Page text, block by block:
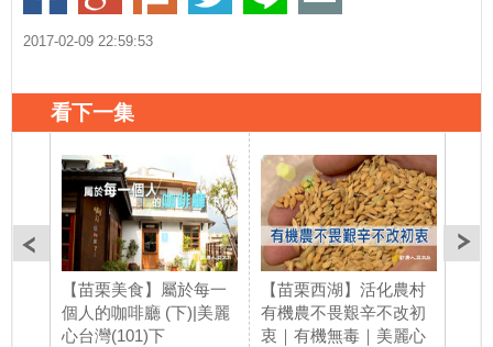
2017-02-09 22:59:53
看下一集
【苗栗美食】屬於每一
個人的咖啡廳 (下)|美麗
心台灣(101)下
【苗栗西湖】活化農村
有機農不畏艱辛不改初
衷｜有機無毒｜美麗心